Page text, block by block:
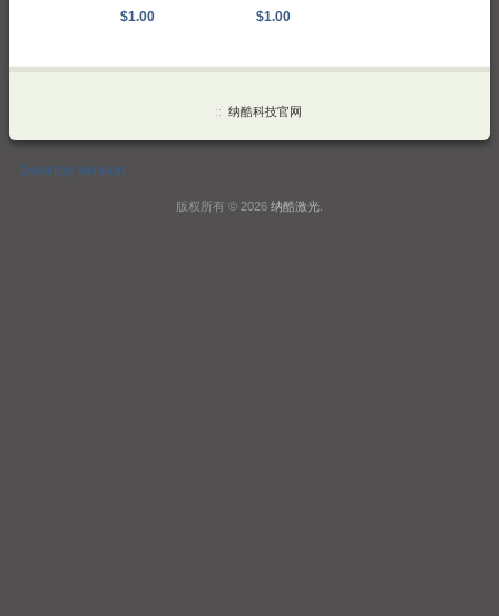
$1.00
$1.00
:: 纳酷科技官网
Desktop Version
版权所有 © 2026 纳酷激光.